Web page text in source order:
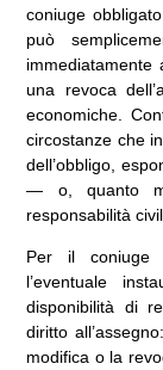
coniuge
può
una revoca
economiche.
circostanze che
dell’obbligo,
— o, quanto
responsabilità
Per il coniuge
l’eventuale
disponibilità di
diritto
modifica o la